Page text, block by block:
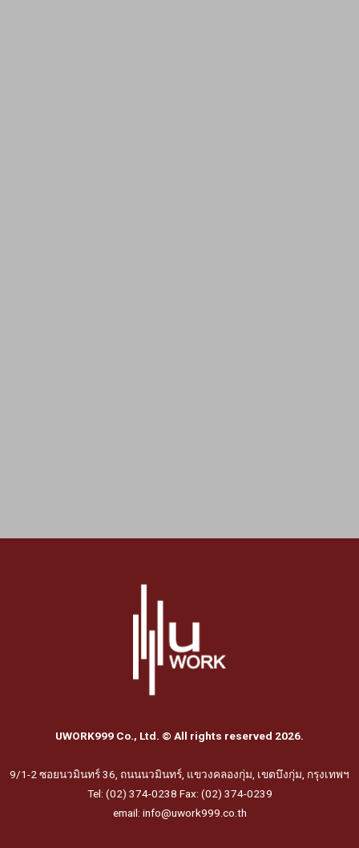
UWORK999 Co., Ltd. © All rights reserved 2026.
9/1-2 ซอยนวมินทร์ 36, ถนนนวมินทร์, แขวงคลองกุ่ม, เขตบึงกุ่ม, กรุงเทพฯ
Tel: (02) 374-0238 Fax: (02) 374-0239
email: info@uwork999.co.th